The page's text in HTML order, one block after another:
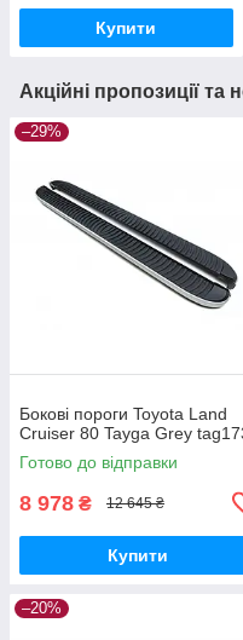
Купити
Акційні пропозиції та
–29%
Бокові пороги Toyota Land
Cruiser 80 Tayga Grey
Готово до відправки
8 978 ₴ 12 645 ₴
Купити
–20%